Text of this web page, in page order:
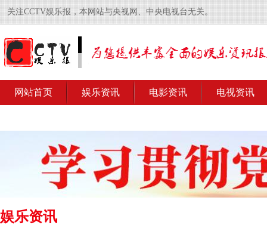
关注CCTV娱乐报，本网站与央视网、中央电视台无关。
网站首页 娱乐资讯 电影资讯 电视资讯
娱乐资讯